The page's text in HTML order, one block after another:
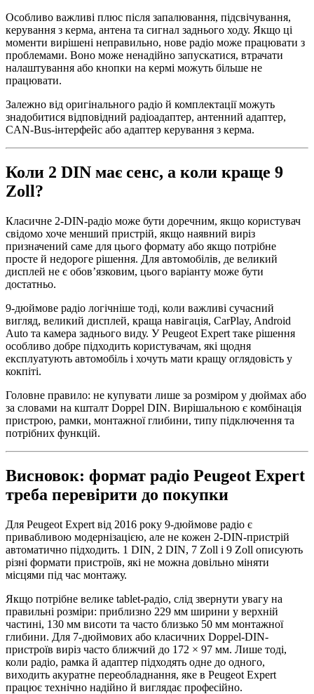
Особливо важливі плюс після запалювання, підсвічування,
керування з керма, антена та сигнал заднього ходу. Якщо ці
моменти вирішені неправильно, нове радіо може працювати з
проблемами. Воно може ненадійно запускатися, втрачати
налаштування або кнопки на кермі можуть більше не
працювати.
Залежно від оригінального радіо й комплектації можуть
знадобитися відповідний радіоадаптер, антенний адаптер,
CAN-Bus-інтерфейс або адаптер керування з керма.
Коли 2 DIN має сенс, а коли краще 9
Zoll?
Класичне 2-DIN-радіо може бути доречним, якщо користувач
свідомо хоче менший пристрій, якщо наявний виріз
призначений саме для цього формату або якщо потрібне
просте й недороге рішення. Для автомобілів, де великий
дисплей не є обов’язковим, цього варіанту може бути
достатньо.
9-дюймове радіо логічніше тоді, коли важливі сучасний
вигляд, великий дисплей, краща навігація, CarPlay, Android
Auto та камера заднього виду. У Peugeot Expert таке рішення
особливо добре підходить користувачам, які щодня
експлуатують автомобіль і хочуть мати кращу оглядовість у
кокпіті.
Головне правило: не купувати лише за розміром у дюймах або
за словами на кшталт Doppel DIN. Вирішальною є комбінація
пристрою, рамки, монтажної глибини, типу підключення та
потрібних функцій.
Висновок: формат радіо Peugeot Expert
треба перевірити до покупки
Для Peugeot Expert від 2016 року 9-дюймове радіо є
привабливою модернізацією, але не кожен 2-DIN-пристрій
автоматично підходить. 1 DIN, 2 DIN, 7 Zoll і 9 Zoll описують
різні формати пристроїв, які не можна довільно міняти
місцями під час монтажу.
Якщо потрібне велике tablet-радіо, слід звернути увагу на
правильні розміри: приблизно 229 мм ширини у верхній
частині, 130 мм висоти та часто близько 50 мм монтажної
глибини. Для 7-дюймових або класичних Doppel-DIN-
пристроїв виріз часто ближчий до 172 × 97 мм. Лише тоді,
коли радіо, рамка й адаптер підходять одне до одного,
виходить акуратне переобладнання, яке в Peugeot Expert
працює технічно надійно й виглядає професійно.